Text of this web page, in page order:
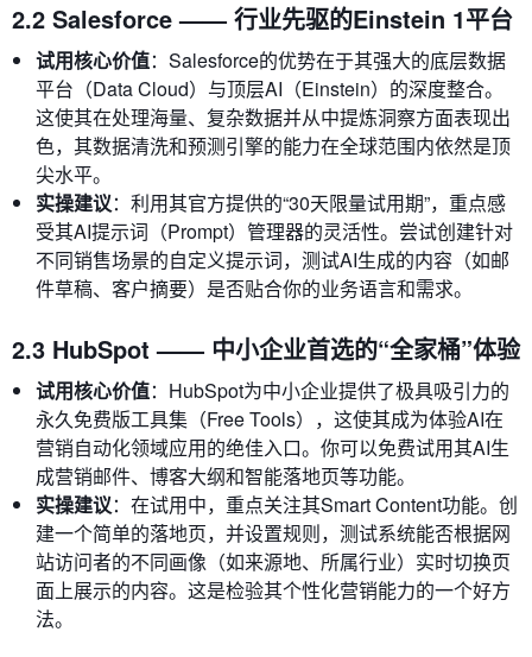
2.2 Salesforce —— 行业先驱的Einstein 1平台
试用核心价值：Salesforce的优势在于其强大的底层数据
平台（Data Cloud）与顶层AI（Einstein）的深度整合。
这使其在处理海量、复杂数据并从中提炼洞察方面表现出
色，其数据清洗和预测引擎的能力在全球范围内依然是顶
尖水平。
实操建议：利用其官方提供的“30天限量试用期”，重点感
受其AI提示词（Prompt）管理器的灵活性。尝试创建针对
不同销售场景的自定义提示词，测试AI生成的内容（如邮
件草稿、客户摘要）是否贴合你的业务语言和需求。
2.3 HubSpot —— 中小企业首选的“全家桶”体验
试用核心价值：HubSpot为中小企业提供了极具吸引力的
永久免费版工具集（Free Tools），这使其成为体验AI在
营销自动化领域应用的绝佳入口。你可以免费试用其AI生
成营销邮件、博客大纲和智能落地页等功能。
实操建议：在试用中，重点关注其Smart Content功能。创
建一个简单的落地页，并设置规则，测试系统能否根据网
站访问者的不同画像（如来源地、所属行业）实时切换页
面上展示的内容。这是检验其个性化营销能力的一个好方
法。